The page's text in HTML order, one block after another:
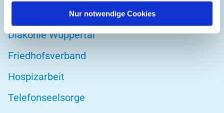
Nur notwendige Cookies
Diakonie Wuppertal
Friedhofsverband
Hospizarbeit
Telefonseelsorge